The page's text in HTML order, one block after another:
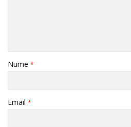
Nume *
Email *